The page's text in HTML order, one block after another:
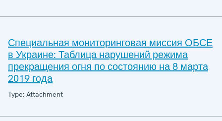
Специальная мониторинговая миссия ОБСЕ
в Украине: Таблица нарушений режима
прекращения огня по состоянию на 8 марта
2019 года
Type: Attachment